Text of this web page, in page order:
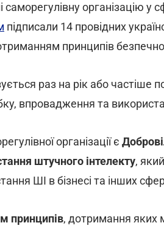
організацію у
підписали 14 провідних
принципів
раз на рік або частіше
впровадження та
організації є
штучного інтелекту,
ШІ в бізнесі та інших
принципів, дотримання яких